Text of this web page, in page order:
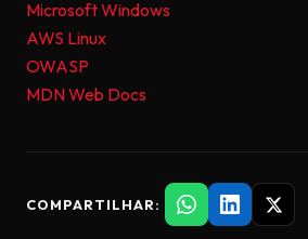
Microsoft Windows
AWS Linux
OWASP
MDN Web Docs
COMPARTILHAR: